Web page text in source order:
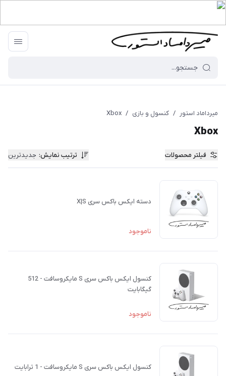
میرداماد استور / کنسول و بازی /
Xbox
Xbox
فیلتر محصولات ترتیب نمایش: جدیدترین
دسته ایکس باکس سری X|S
ناموجود
کنسول ایکس باکس سری S مایکروسافت - 512
گیگابایت
ناموجود
کنسول ایکس باکس سری S مایکروسافت - 1 ترابایت